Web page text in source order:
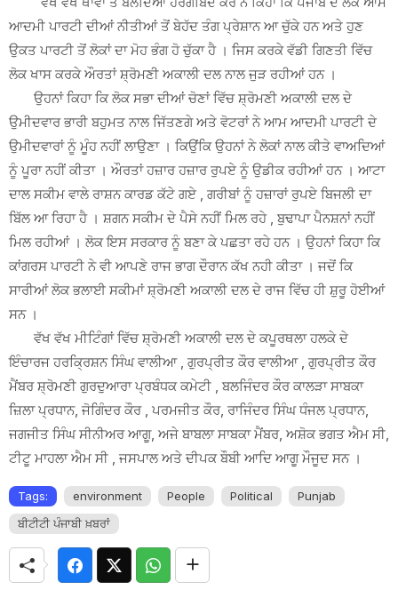
ਆਦਮੀ ਪਾਰਟੀ ਦੀਆਂ ਨੀਤੀਆਂ ਤੋਂ ਬੇਹੱਦ ਤੰਗ ਪ੍ਰੇਸ਼ਾਨ ਆ ਚੁੱਕੇ ਹਨ ਅਤੇ ਹੁਣ
ਉਕਤ ਪਾਰਟੀ ਤੋਂ ਲੋਕਾਂ ਦਾ ਮੋਹ ਭੰਗ ਹੋ ਚੁੱਕਾ ਹੈ । ਜਿਸ ਕਰਕੇ ਵੱਡੀ ਗਿਣਤੀ ਵਿੱਚ
ਲੋਕ ਖਾਸ ਕਰਕੇ ਔਰਤਾਂ ਸ਼੍ਰੋਮਣੀ ਅਕਾਲੀ ਦਲ ਨਾਲ ਜੁੜ ਰਹੀਆਂ ਹਨ ।
ਉਹਨਾਂ ਕਿਹਾ ਕਿ ਲੋਕ ਸਭਾ ਦੀਆਂ ਚੋਣਾਂ ਵਿੱਚ ਸ਼੍ਰੋਮਣੀ ਅਕਾਲੀ ਦਲ ਦੇ
ਉਮੀਦਵਾਰ ਭਾਰੀ ਬਹੁਮਤ ਨਾਲ ਜਿੱਤਣਗੇ ਅਤੇ ਵੋਟਰਾਂ ਨੇ ਆਮ ਆਦਮੀ ਪਾਰਟੀ ਦੇ
ਉਮੀਦਵਾਰਾਂ ਨੂੰ ਮੂੰਹ ਨਹੀਂ ਲਾਉਣਾ । ਕਿਉਂਕਿ ਉਹਨਾਂ ਨੇ ਲੋਕਾਂ ਨਾਲ ਕੀਤੇ ਵਾਅਦਿਆਂ
ਨੂੰ ਪੂਰਾ ਨਹੀਂ ਕੀਤਾ । ਔਰਤਾਂ ਹਜ਼ਾਰ ਹਜ਼ਾਰ ਰੁਪਏ ਨੂੰ ਉਡੀਕ ਰਹੀਆਂ ਹਨ । ਆਟਾ
ਦਾਲ ਸਕੀਮ ਵਾਲੇ ਰਾਸ਼ਨ ਕਾਰਡ ਕੱਟੇ ਗਏ , ਗਰੀਬਾਂ ਨੂੰ ਹਜ਼ਾਰਾਂ ਰੁਪਏ ਬਿਜਲੀ ਦਾ
ਬਿੱਲ ਆ ਰਿਹਾ ਹੈ । ਸ਼ਗਨ ਸਕੀਮ ਦੇ ਪੈਸੇ ਨਹੀਂ ਮਿਲ ਰਹੇ , ਬੁਢਾਪਾ ਪੈਨਸ਼ਨਾਂ ਨਹੀਂ
ਮਿਲ ਰਹੀਆਂ । ਲੋਕ ਇਸ ਸਰਕਾਰ ਨੂੰ ਬਣਾ ਕੇ ਪਛਤਾ ਰਹੇ ਹਨ । ਉਹਨਾਂ ਕਿਹਾ ਕਿ
ਕਾਂਗਰਸ ਪਾਰਟੀ ਨੇ ਵੀ ਆਪਣੇ ਰਾਜ ਭਾਗ ਦੌਰਾਨ ਕੱਖ ਨਹੀ ਕੀਤਾ । ਜਦੋਂ ਕਿ
ਸਾਰੀਆਂ ਲੋਕ ਭਲਾਈ ਸਕੀਮਾਂ ਸ਼੍ਰੋਮਣੀ ਅਕਾਲੀ ਦਲ ਦੇ ਰਾਜ ਵਿੱਚ ਹੀ ਸ਼ੁਰੂ ਹੋਈਆਂ
ਸਨ ।
ਵੱਖ ਵੱਖ ਮੀਟਿੰਗਾਂ ਵਿੱਚ ਸ਼੍ਰੋਮਣੀ ਅਕਾਲੀ ਦਲ ਦੇ ਕਪੂਰਥਲਾ ਹਲਕੇ ਦੇ
ਇੰਚਾਰਜ ਹਰਕ੍ਰਿਸ਼ਨ ਸਿੰਘ ਵਾਲੀਆ , ਗੁਰਪ੍ਰੀਤ ਕੌਰ ਵਾਲੀਆ , ਗੁਰਪ੍ਰੀਤ ਕੌਰ
ਮੈਂਬਰ ਸ਼੍ਰੋਮਣੀ ਗੁਰਦੁਆਰਾ ਪ੍ਰਬੰਧਕ ਕਮੇਟੀ , ਬਲਜਿੰਦਰ ਕੌਰ ਕਾਲੜਾ ਸਾਬਕਾ
ਜ਼ਿਲਾ ਪ੍ਰਧਾਨ, ਜੋਗਿੰਦਰ ਕੌਰ , ਪਰਮਜੀਤ ਕੌਰ, ਰਾਜਿੰਦਰ ਸਿੰਘ ਧੰਜਲ ਪ੍ਰਧਾਨ,
ਜਗਜੀਤ ਸਿੰਘ ਸੀਨੀਅਰ ਆਗੂ, ਅਜੇ ਬਾਬਲਾ ਸਾਬਕਾ ਮੈਂਬਰ, ਅਸ਼ੋਕ ਭਗਤ ਐਮ ਸੀ,
ਟੀਟੂ ਮਾਹਲਾ ਐਮ ਸੀ , ਜਸਪਾਲ ਅਤੇ ਦੀਪਕ ਬੌਬੀ ਆਦਿ ਆਗੂ ਮੌਜੂਦ ਸਨ ।
Tags: environment People Political
Punjab
ਬੀਟੀਟੀ ਪੰਜਾਬੀ ਖ਼ਬਰਾਂ